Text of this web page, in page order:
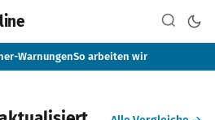
WarnungenSo arbeiten wir